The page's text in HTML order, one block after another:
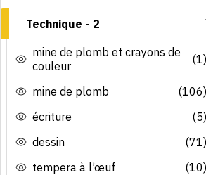
Technique - 2
mine de plomb et crayons de
couleur
(1)
mine de plomb
(106)
écriture
(5)
dessin
(71)
tempera à l’œuf
(10)